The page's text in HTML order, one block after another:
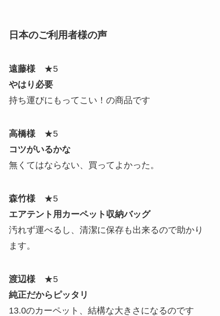
日本のご利用者様の声
遠藤様★5
やはり必要
持ち運びにもってこい！の商品です
高橋様★5
コツがいるかな
無くてはならない、買ってよかった。
森竹様★5
エアテント用カーペット収納バッグ
汚れず運べるし、清潔に保存も出来るので助かり
ます。
渡辺様★5
純正だからピッタリ
13.0のカーペット、結構な大きさになるのです